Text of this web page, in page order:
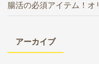
腸活の必須アイテム！オ
アーカイブ